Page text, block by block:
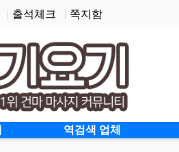
출석체크 쪽지함
역검색 업체